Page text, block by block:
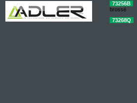
73256B
brossé
73268Q